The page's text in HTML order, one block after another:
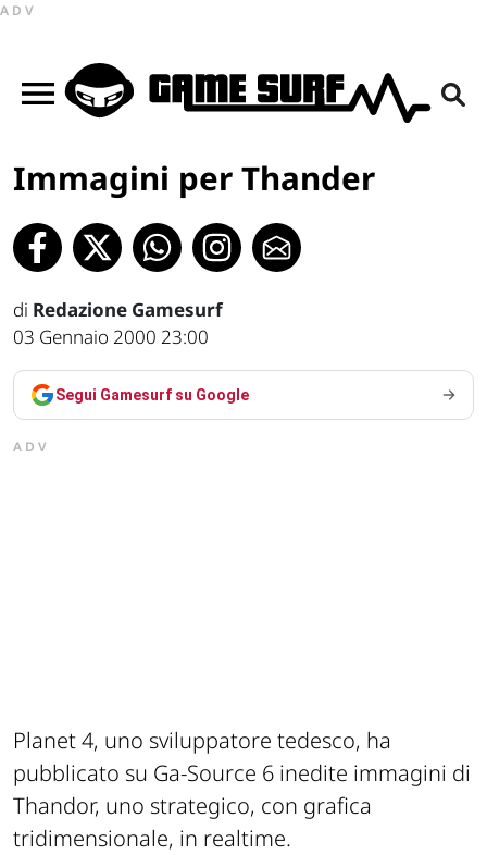
ADV
Immagini per Thander
di Redazione Gamesurf
03 Gennaio 2000 23:00
Segui Gamesurf su Google
ADV
Planet 4, uno sviluppatore tedesco, ha
pubblicato su Ga-Source 6 inedite immagini di
Thandor, uno strategico, con grafica
tridimensionale, in realtime.